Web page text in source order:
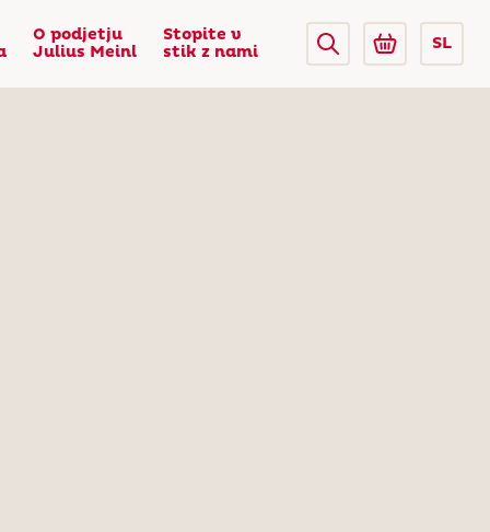
O podjetju
Julius Meinl
Stopite v
stik z nami
SL